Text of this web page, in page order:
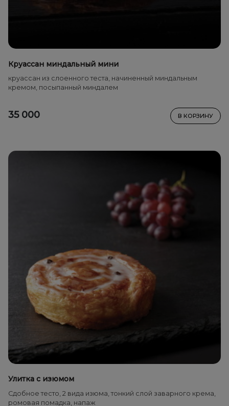
Круассан миндальный мини
круассан из слоенного теста, начиненный миндальным
кремом, посыпанный миндалем
35 000 В КОРЗИНУ
Улитка с изюмом
Сдобное тесто, 2 вида изюма, тонкий слой заварного крема,
ромовая помадка, напаж